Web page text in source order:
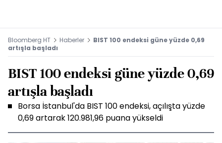
Bloomberg HT Haberler
BIST 100 endeksi güne yüzde 0,69
artışla başladı
BIST 100 endeksi güne yüzde 0,69
artışla başladı
Borsa İstanbul'da BIST 100 endeksi, açılışta yüzde
0,69 artarak 120.981,96 puana yükseldi